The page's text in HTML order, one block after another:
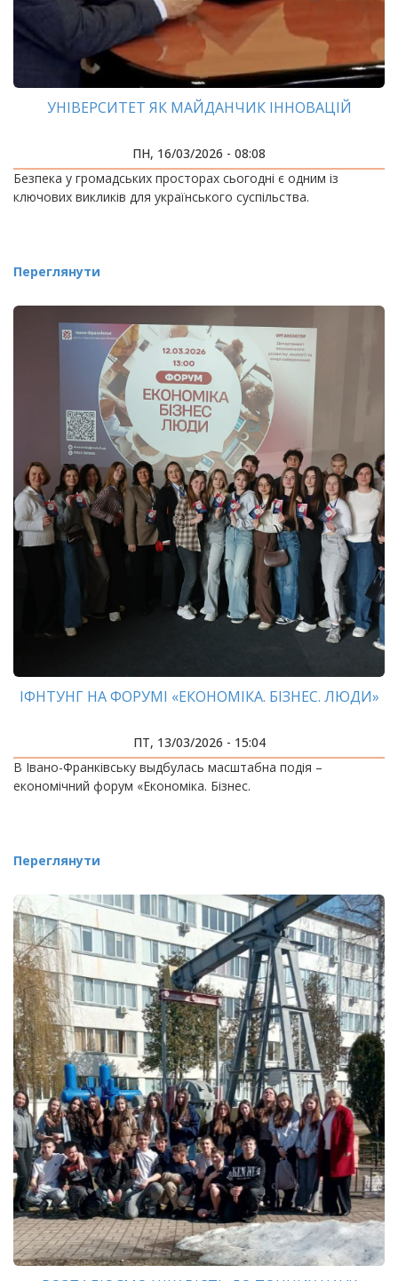
УНІВЕРСИТЕТ ЯК МАЙДАНЧИК ІННОВАЦІЙ
ПН, 16/03/2026 - 08:08
Безпека у громадських просторах сьогодні є одним із
ключових викликів для українського суспільства.
Переглянути
ІФНТУНГ НА ФОРУМІ «ЕКОНОМІКА. БІЗНЕС. ЛЮДИ»
ПТ, 13/03/2026 - 15:04
В Івано-Франківську выдбулась масштабна подія –
економічний форум «Економіка. Бізнес.
Переглянути